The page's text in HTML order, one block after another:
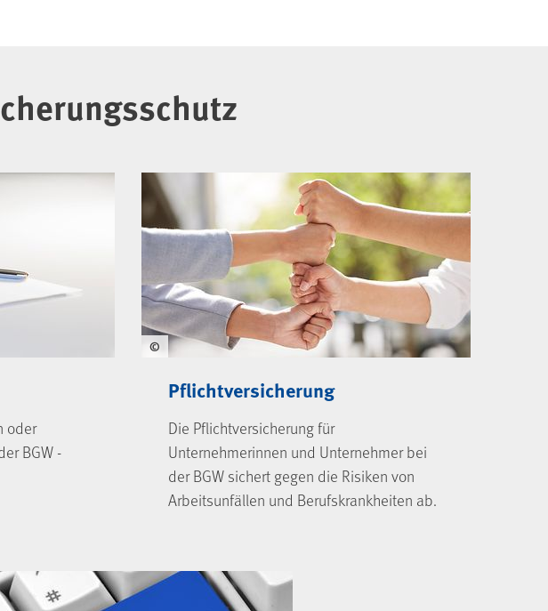
oder
BGW -
©
Pflichtversicherung
Die Pflichtversicherung für
Unternehmerinnen und Unternehmer bei
der BGW sichert gegen die Risiken von
Arbeitsunfällen und Berufskrankheiten ab.